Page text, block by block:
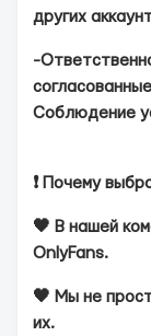
других
-
Соблюдение
❗️ Почему
🖤 В нашей
OnlyFans.
🖤 Мы не
их.